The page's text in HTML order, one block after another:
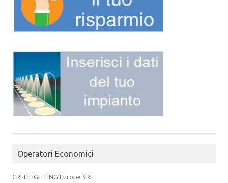
Operatori Economici
CREE LIGHTING Europe SRL